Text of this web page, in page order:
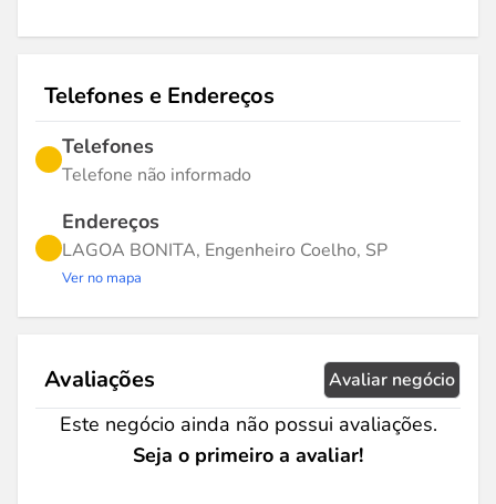
Telefones e Endereços
Telefones
Telefone não informado
Endereços
LAGOA BONITA, Engenheiro Coelho, SP
Ver no mapa
Avaliações Avaliar negócio
Este negócio ainda não possui avaliações.
Seja o primeiro a avaliar!